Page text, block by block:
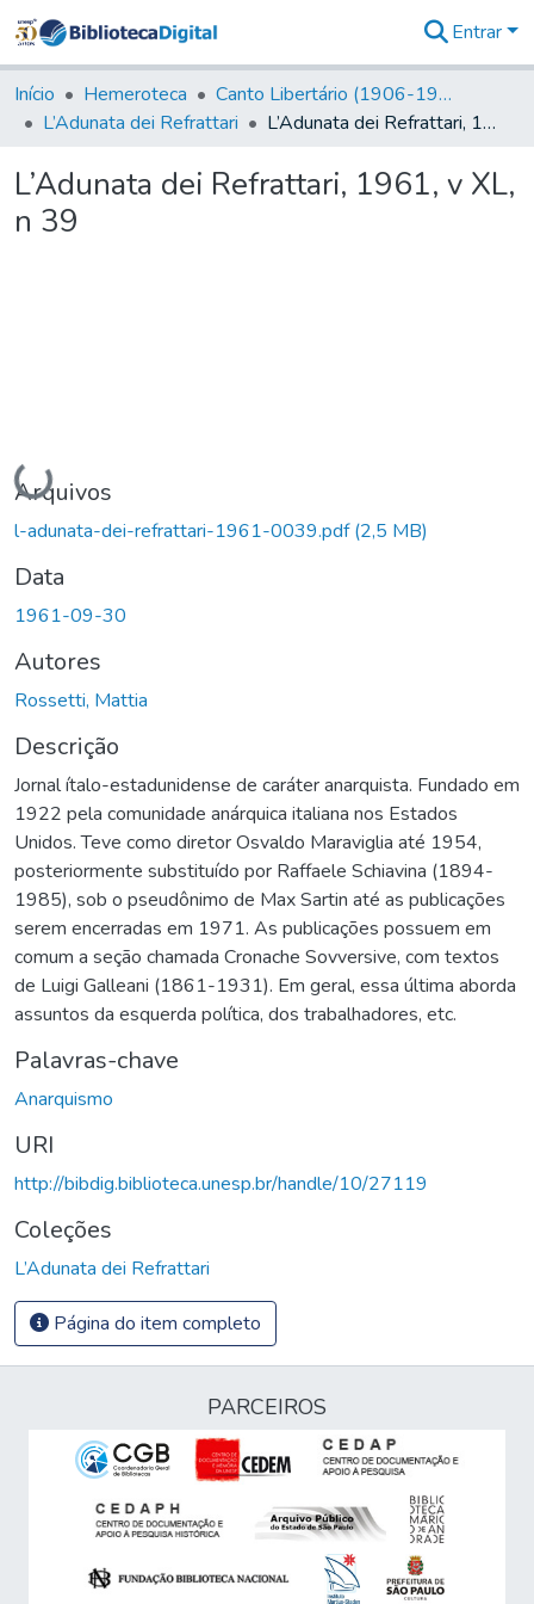
&
Coleções
Tudo na
Digital
Entrar
Início Hemeroteca
Canto Libertário (1906-1995)
L’Adunata dei Refrattari
L’Adunata dei Refrattari, 1961, v XL, n 39
L’Adunata dei Refrattari, 1961, v XL,
n 39
Carregando...
Arquivos
l-adunata-dei-refrattari-1961-0039.pdf(2,5 MB)
Data
1961-09-30
Autores
Rossetti, Mattia
Descrição
Jornal ítalo-estadunidense de caráter anarquista. Fundado em
1922 pela comunidade anárquica italiana nos Estados
Unidos. Teve como diretor Osvaldo Maraviglia até 1954,
posteriormente substituído por Raffaele Schiavina (1894-
1985), sob o pseudônimo de Max Sartin até as publicações
serem encerradas em 1971. As publicações possuem em
comum a seção chamada Cronache Sovversive, com textos
de Luigi Galleani (1861-1931). Em geral, essa última aborda
assuntos da esquerda política, dos trabalhadores, etc.
Palavras-chave
Anarquismo
URI
http://bibdig.biblioteca.unesp.br/handle/10/27119
Coleções
L’Adunata dei Refrattari
Página do item completo
PARCEIROS